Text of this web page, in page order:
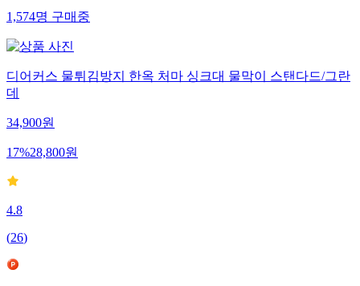
1,574명구매중
디어커스 물튀김방지 한옥 처마 싱크대 물막이 스탠다드/그란
데
34,900원
17%28,800원
4.8
(26)